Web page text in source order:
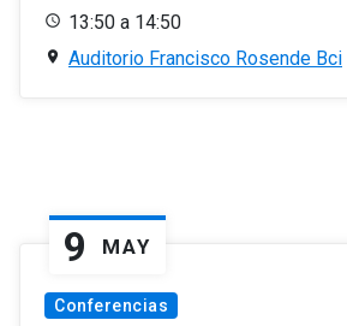
13:50 a 14:50
Auditorio Francisco Rosende Bci
9 MAY
Conferencias